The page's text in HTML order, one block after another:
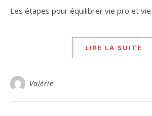
Les étapes pour équilibrer vie pro et
LIRE LA SUITE
Valérie